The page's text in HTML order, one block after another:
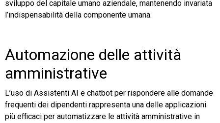
sviluppo del capitale umano aziendale, mantenendo invariata
l’indispensabilità della componente umana.
Automazione delle attività
amministrative
L’uso di Assistenti AI e chatbot per rispondere alle domande
frequenti dei dipendenti rappresenta una delle applicazioni
più efficaci per automatizzare le attività amministrative in